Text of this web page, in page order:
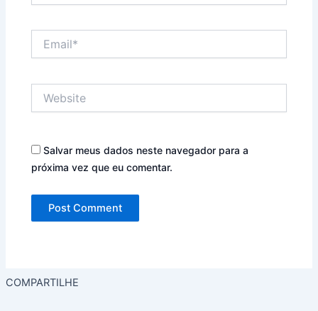
Salvar meus dados neste navegador para a
próxima vez que eu comentar.
COMPARTILHE